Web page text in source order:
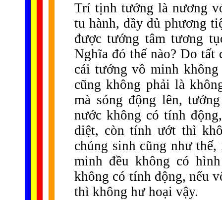
Trí tịnh tướng là nương
tu hành, đầy đủ phương
được tướng tâm tương
Nghĩa đó thế nào? Do
cái tướng vô minh
cũng không phải là
mà sóng động lên,
nước không có tính
diệt, còn tính ướt thì
chúng sinh cũng như
minh đều không có
không có tính động, nếu
thì không hư hoại vậy.